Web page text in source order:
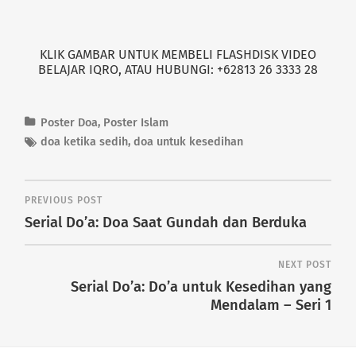
KLIK GAMBAR UNTUK MEMBELI FLASHDISK VIDEO
BELAJAR IQRO, ATAU HUBUNGI: +62813 26 3333 28
Poster Doa, Poster Islam
doa ketika sedih,doa untuk kesedihan
PREVIOUS POST
Serial Do’a: Doa Saat Gundah dan Berduka
NEXT POST
Serial Do’a: Do’a untuk Kesedihan yang
Mendalam – Seri 1